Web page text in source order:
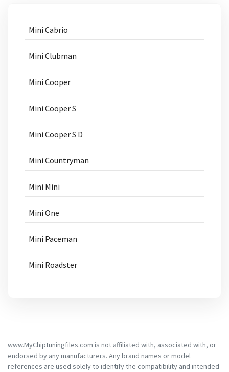
Mini Cabrio
Mini Clubman
Mini Cooper
Mini Cooper S
Mini Cooper S D
Mini Countryman
Mini Mini
Mini One
Mini Paceman
Mini Roadster
www.MyChiptuningfiles.com is not affiliated with, associated with, or
endorsed by any manufacturers. Any brand names or model
references are used solely to identify the compatibility and intended